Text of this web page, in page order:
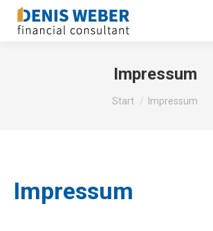
Impressum
Sie befinden sich hier:
Start Impressum
Impressum